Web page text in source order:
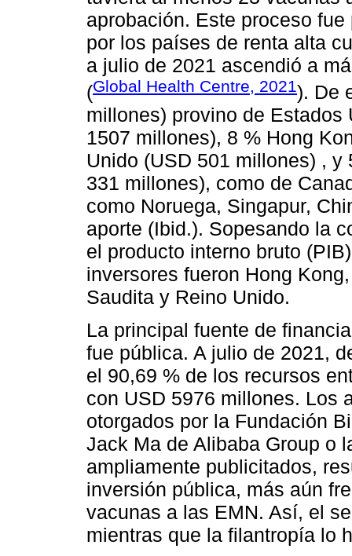
aprobación. Este proceso
por los países de renta alta
a julio de 2021 ascendió a
(Global Health Centre, 2021). De
millones) provino de Estados
1507 millones), 8 % Hong
Unido (USD 501 millones) ,
331 millones), como de
como Noruega, Singapur,
aporte (Ibid.). Sopesando la
el producto interno bruto
inversores fueron Hong
Saudita y Reino Unido.
La principal fuente de
fue pública. A julio de 2021,
el 90,69 % de los recursos
con USD 5976 millones. Los
otorgados por la Fundación
Jack Ma de Alibaba Group o
ampliamente publicitados,
inversión pública, más aún
vacunas a las EMN. Así, el
mientras que la filantropía lo